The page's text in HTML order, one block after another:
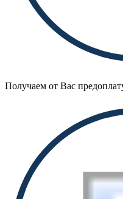
Получаем от Вас